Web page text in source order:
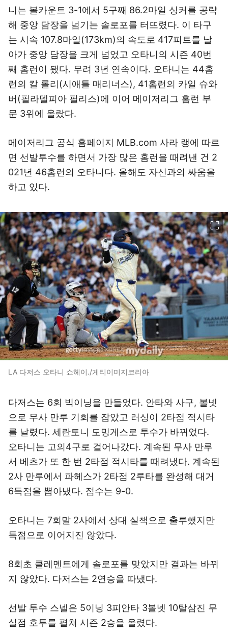
니는 볼카운트 3-1에서 5구째 86.2마일 싱커를 공략
해 중앙 담장을 넘기는 솔로포를 터뜨렸다. 이 타구
는 시속 107.8마일(173km)의 속도로 417피트를 날
아가 중앙 담장을 크게 넘었고 오타니의 시즌 40번
째 홈런이 됐다. 무려 3년 연속이다. 오타니는 44홈
런의 칼 롤리(시애틀 매리너스), 41홈런의 카일 슈와
버(필라델피아 필리스)에 이어 메이저리그 홈런 부
문 3위에 올랐다.
메이저리그 공식 홈페이지 MLB.com 사라 랭에 따르
면 선발투수를 하면서 가장 많은 홈런을 때려낸 건 2
021년 46홈런의 오타니다. 올해도 자신과의 싸움을
하고 있다.
LA 다저스 오타니 쇼헤이./게티이미지코리아
다저스는 6회 빅이닝을 만들었다. 안타와 사구, 볼넷
으로 무사 만루 기회를 잡았고 러싱이 2타점 적시타
를 날렸다. 세란토니 도밍게스로 투수가 바뀌었다.
오타니는 고의4구로 걸어나갔다. 계속된 무사 만루
서 베츠가 또 한 번 2타점 적시타를 때려냈다. 계속된
2사 만루에서 파헤스가 2타점 2루타를 완성해 대거
6득점을 뽑아냈다. 점수는 9-0.
오타니는 7회말 2사에서 상대 실책으로 출루했지만
득점으로 이어지진 않았다.
8회초 클레멘트에게 솔로포를 맞았지만 결과는 바뀌
지 않았다. 다저스는 2연승을 따냈다.
선발 투수 스넬은 5이닝 3피안타 3볼넷 10탈삼진 무
실점 호투를 펼쳐 시즌 2승을 올렸다.